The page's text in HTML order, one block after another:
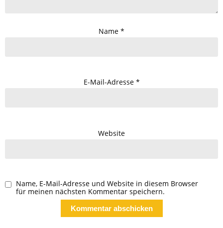
Name *
E-Mail-Adresse *
Website
Name, E-Mail-Adresse und Website in diesem Browser
für meinen nächsten Kommentar speichern.